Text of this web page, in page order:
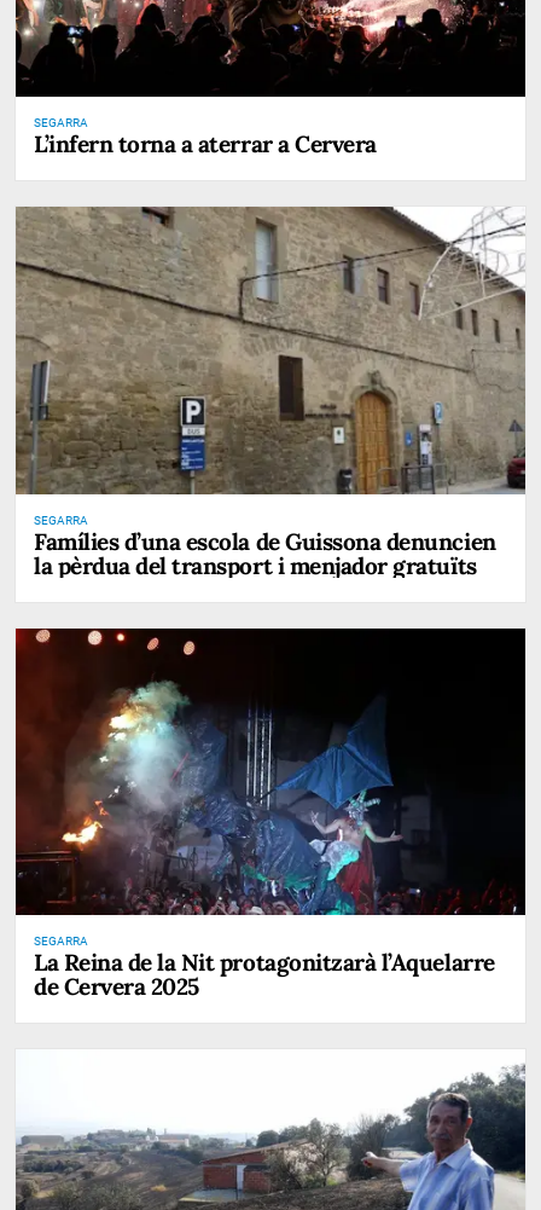
SEGARRA
L’infern torna a aterrar a Cervera
SEGARRA
Famílies d’una escola de Guissona denuncien
la pèrdua del transport i menjador gratuïts
SEGARRA
La Reina de la Nit protagonitzarà l’Aquelarre
de Cervera 2025